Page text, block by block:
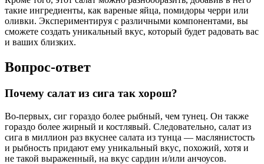
такие ингредиенты, как вареные яйца, помидоры черри или
оливки. Экспериментируя с различными компонентами, вы
сможете создать уникальный вкус, который будет радовать вас
и ваших близких.
Вопрос-ответ
Почему салат из сига так хорош?
Во-первых, сиг гораздо более рыбный, чем тунец. Он также
гораздо более жирный и костлявый. Следовательно, салат из
сига в миллион раз вкуснее салата из тунца — маслянистость
и рыбность придают ему уникальный вкус, похожий, хотя и
не такой выраженный, на вкус сардин и/или анчоусов.